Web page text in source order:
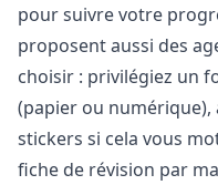
pour suivre votre
proposent aussi des
choisir : privilégiez un
(papier ou numérique),
stickers si cela vous
fiche de révision par